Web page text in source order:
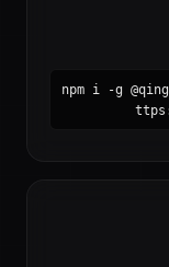
npm i -g